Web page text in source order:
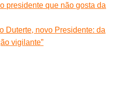
presidente que não gosta da
Duterte, novo Presidente: da
vigilante”